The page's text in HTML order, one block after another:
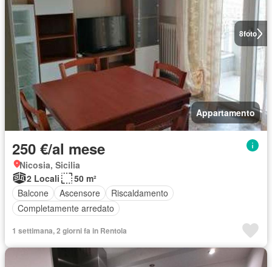
8foto
Appartamento
250 €/al mese
Nicosia, Sicilia
2 Locali
50 m²
Balcone
Ascensore
Riscaldamento
Completamente arredato
1 settimana, 2 giorni fa in Rentola